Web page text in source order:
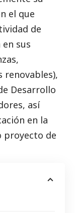
el que
de
sus
renovables),
Desarrollo
así
en la
proyecto de